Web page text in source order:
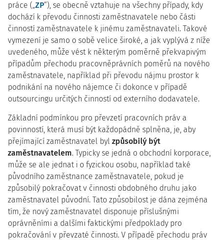
práce („ZP“), se obecně vztahuje na všechny případy, kdy
dochází k převodu činnosti zaměstnavatele nebo části
činností zaměstnavatele k jinému zaměstnavateli. Takové
vymezení je samo o sobě velice široké, a jak vyplývá z níže
uvedeného, může vést k některým poměrně překvapivým
případům přechodu pracovněprávních poměrů na nového
zaměstnavatele, například při převodu nájmu prostor k
podnikání na nového nájemce či dokonce v případě
outsourcingu určitých činností od externího dodavatele.
Základní podmínkou pro převzetí pracovních práv a
povinností, která musí být každopádně splněna, je, aby
přejímající zaměstnavatel byl způsobilý být
zaměstnavatelem. Typicky se jedná o obchodní korporace,
může se ale jednat i o fyzickou osobu, například také
původního zaměstnance zaměstnavatele, pokud je
způsobilý pokračovat v činnosti obdobného druhu jako
zaměstnavatel původní. Tato způsobilost je dána zejména
tím, že nový zaměstnavatel disponuje příslušnými
oprávněními a dalšími faktickými předpoklady pro
pokračování v převzaté činnosti. V případě přechodu práv